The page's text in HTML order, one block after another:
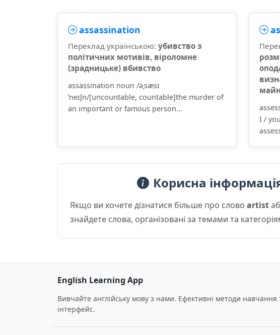
assassination
Переклад українською: убивство з
політичних мотивів, віроломне
(зрадницьке) вбивство
assassination noun /əˌsæsɪ
ˈneɪʃn/[uncountable, countable]the murder of
an important or famous person...
I /
Корисна
Якщо ви хочете дізнатися більше про слово artist
знайдете слова, організовані за темами та
English Learning App
Вивчайте англійську мову з нами. Ефективні методи навчання
інтерфейс.